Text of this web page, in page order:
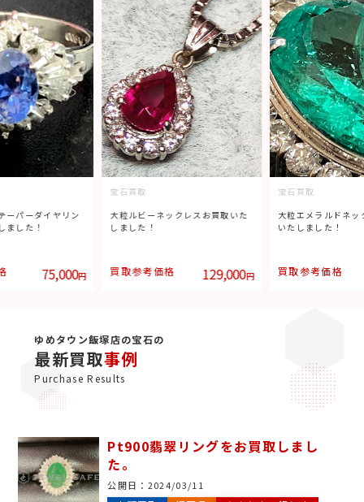
ーパーダイヤリン
ました！
75,000円
宝石買取
大粒ルビーネックレスお買取いた
しました！
買取参考価格 129,000円
宝石買取
大粒エメラルドネ
いたしました！
買取参考価格
ゆめタウン飯塚店の宝石の
最新買取事例
Purchase Results
Pt900翡翠リングをお買取しまし
た。
公開日： 2024/03/11